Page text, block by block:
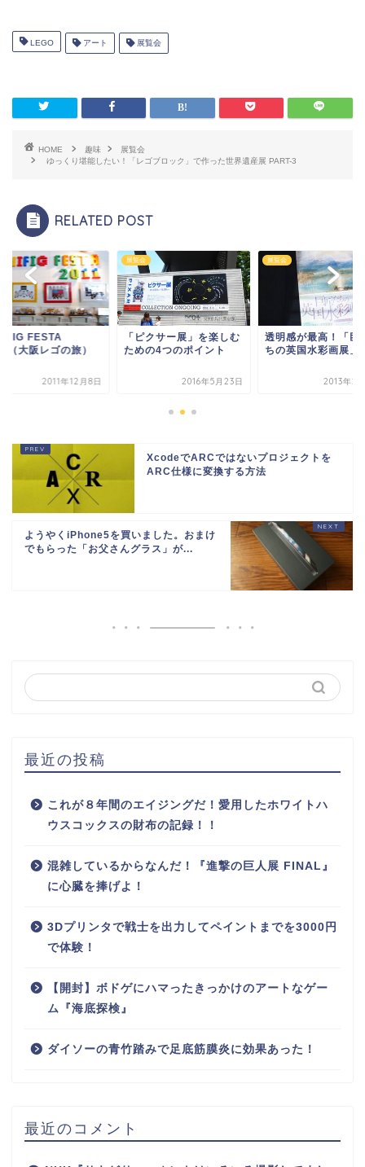
LEGO アート 展覧会
HOME 趣味
展覧会
ゆっくり堪能したい！「レゴブロック」で作った世界遺産展 PART-3
RELATED POST
FESTA
（大阪レゴの旅）
2011年12月8日
展覧会
「ピクサー展」を楽しむ
ための4つのポイント
2016年5月23日
展覧会
透明感が最高！「巨
ちの英国水彩画展」
2013年2
XcodeでARCではないプロジェクトを
ARC仕様に変換する方法
ようやくiPhone5を買いました。おまけ
でもらった「お父さんグラス」が...
最近の投稿
これが８年間のエイジングだ！愛用したホワイトハ
ウスコックスの財布の記録！！
混雑しているからなんだ！『進撃の巨人展 FINAL』
に心臓を捧げよ！
3Dプリンタで戦士を出力してペイントまでを3000円
で体験！
【開封】ボドゲにハマったきっかけのアートなゲー
ム『海底探検』
ダイソーの青竹踏みで足底筋膜炎に効果あった！
最近のコメント